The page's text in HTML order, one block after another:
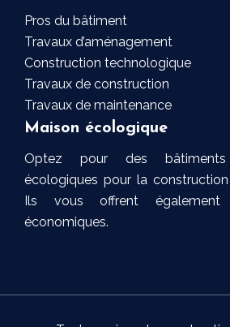
Pros du bâtiment
Travaux d’aménagement
Construction technologique
Travaux de construction
Travaux de maintenance
Maison écologique
Optez pour des
écologiques pour la
Ils vous offrent également
économiques.